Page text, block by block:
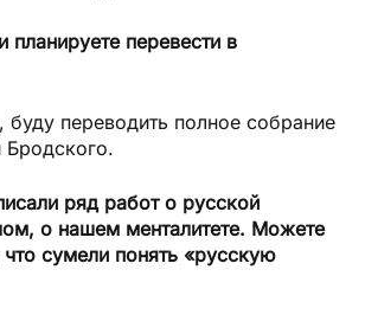
планируете перевести в
буду переводить полное собрание
Бродского.
ряд работ о русской
о нашем менталитете. Можете
сумели понять «русскую